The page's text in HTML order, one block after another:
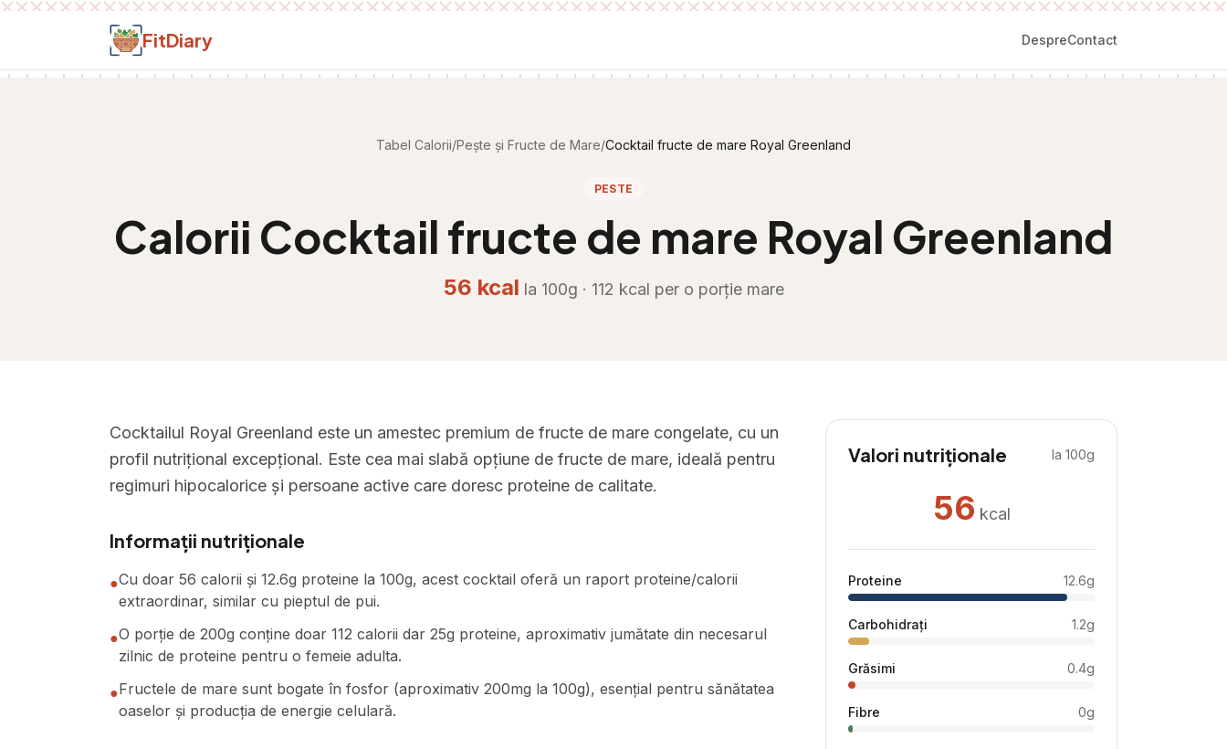
Salt la conținut
FitDiary DespreContact
Tabel Calorii/Pește și Fructe de Mare/Cocktail fructe de mare Royal Greenland
PESTE
Calorii Cocktail fructe de mare Royal Greenland
56 kcal la 100g · 112 kcal per o porție mare
Cocktailul Royal Greenland este un amestec premium de fructe de mare congelate, cu un
profil nutrițional excepțional. Este cea mai slabă opțiune de fructe de mare, ideală pentru
regimuri hipocalorice și persoane active care doresc proteine de calitate.
Informații nutriționale
●Cu doar 56 calorii și 12.6g proteine la 100g, acest cocktail oferă un raport proteine/calorii
extraordinar, similar cu pieptul de pui.
●O porție de 200g conține doar 112 calorii dar 25g proteine, aproximativ jumătate din necesarul
zilnic de proteine pentru o femeie adulta.
●Fructele de mare sunt bogate în fosfor (aproximativ 200mg la 100g), esențial pentru sănătatea
oaselor și producția de energie celulară.
Valori nutriționale la 100g
56 kcal
Proteine 12.6g
Carbohidrați 1.2g
Grăsimi 0.4g
Fibre 0g